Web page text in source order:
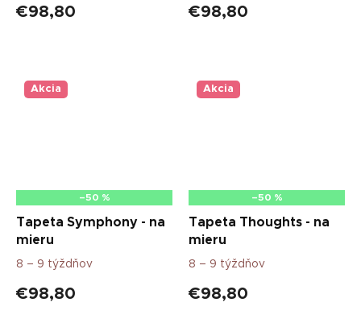
€98,80 €98,80
Akcia
–50 %
Tapeta Symphony - na
mieru
8 – 9 týždňov
€98,80
Akcia
–50 %
Tapeta Thoughts - na
mieru
8 – 9 týždňov
€98,80